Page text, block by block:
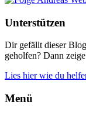
Unterstützen
Dir gefällt dieser
geholfen? Dann
Lies hier wie du
Menü